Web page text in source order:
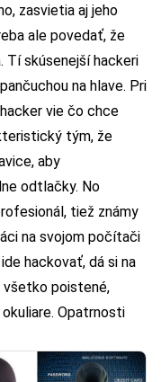
zasvietia aj jeho
ale povedať, že
Tí skúsenejší hackeri
na hlave. Pri
vie čo chce
tým, že
aby
odtlačky. No
tiež známy
na svojom počítači
hackovať, dá si na
všetko poistené,
Opatrnosti